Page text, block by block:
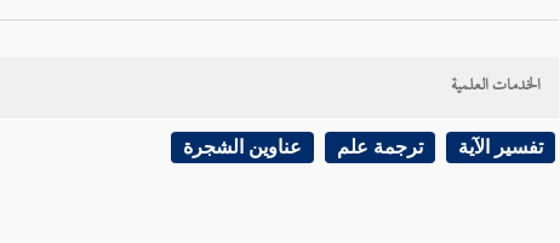
الخدمات العلمية
تفسير الآية ترجمة علم عناوين الشجرة